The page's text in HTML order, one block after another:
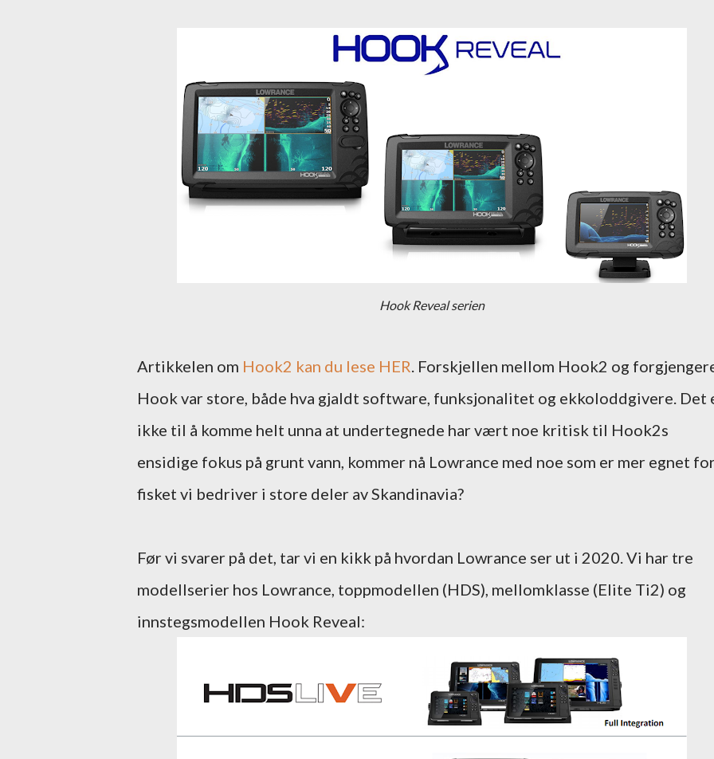
Hook Reveal serien
Artikkelen om Hook2 kan du lese HER. Forskjellen mellom Hook2 og
Hook var store, både hva gjaldt software, funksjonalitet og ekkoloddgivere. Det
ikke til å komme helt unna at undertegnede har vært noe kritisk til Hook2s
ensidige fokus på grunt vann, kommer nå Lowrance med noe som er mer egnet
fisket vi bedriver i store deler av Skandinavia?
Før vi svarer på det, tar vi en kikk på hvordan Lowrance ser ut i 2020. Vi har tre
modellserier hos Lowrance, toppmodellen (HDS), mellomklasse (Elite Ti2) og
innstegsmodellen Hook Reveal: